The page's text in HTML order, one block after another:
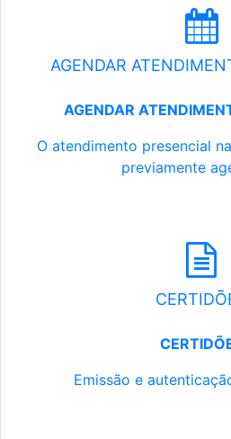
AGENDAR
AGENDAR
O atendimento presencial
previamente
Emissão e